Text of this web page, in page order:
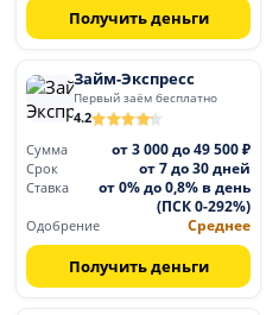
Получить деньги
Займ-Экспресс
Первый заём бесплатно
4.2
Сумма
от 3 000 до 49 500 ₽
Срок от 7 до 30 дней
Ставка
от 0% до 0,8% в день
(ПСК 0-292%)
Одобрение Среднее
Получить деньги